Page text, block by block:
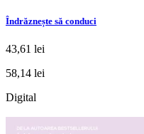
Îndrăznește să conduci
43,61 lei
58,14 lei
Digital